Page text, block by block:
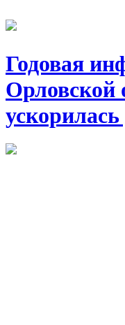
Годовая
Орловской